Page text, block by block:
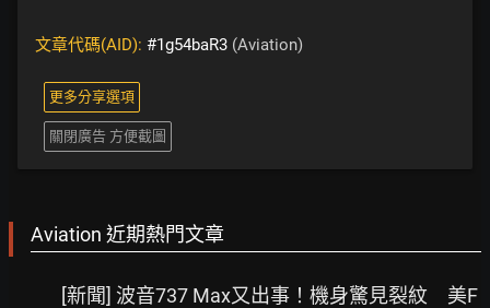
文章代碼(AID): #1g54baR3 (Aviation)
更多分享選項
關閉廣告 方便截圖
Aviation 近期熱門文章
[新聞] 波音737 Max又出事！機身驚見裂紋 美F